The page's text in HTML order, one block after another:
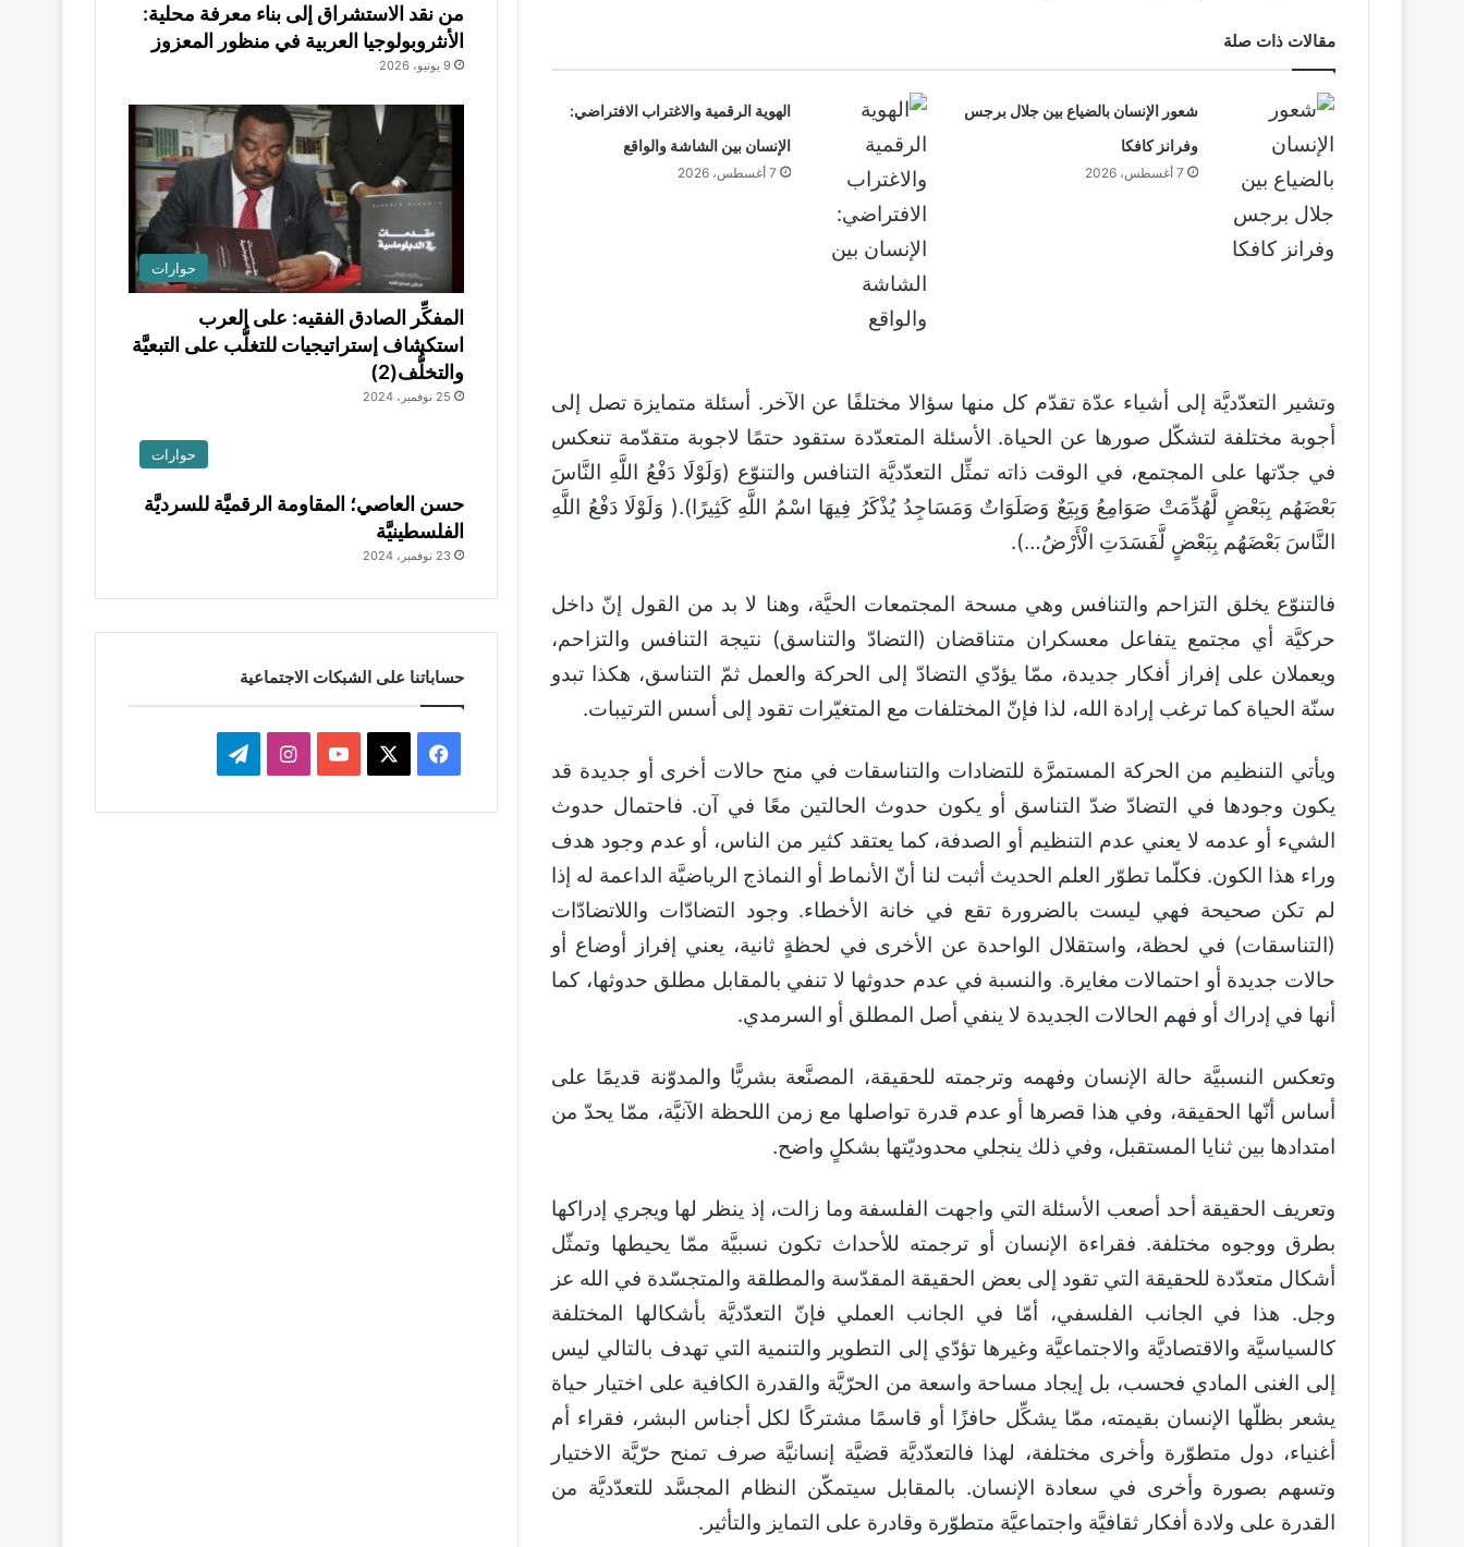
مقالات ذات صلة
شعور الإنسان بالضياع بين جلال برجس
وفرانز كافكا
7 أغسطس، 2026
الهوية الرقمية والاغتراب الافتراضي:
الإنسان بين الشاشة والواقع
7 أغسطس، 2026
وتشير التعدّديَّة إلى أشياء عدّة تقدّم كل منها سؤالا مختلفًا عن الآخر. أسئلة متمايزة تصل إلى
أجوبة مختلفة لتشكّل صورها عن الحياة. الأسئلة المتعدّدة ستقود حتمًا لاجوبة متقدّمة تنعكس
في جدّتها على المجتمع، في الوقت ذاته تمثِّل التعدّديَّة التنافس والتنوّع (وَلَوْلَا دَفْعُ اللَّهِ النَّاسَ
بَعْضَهُم بِبَعْضٍ لَّهُدِّمَتْ صَوَامِعُ وَبِيَعٌ وَصَلَوَاتٌ وَمَسَاجِدُ يُذْكَرُ فِيهَا اسْمُ اللَّهِ كَثِيرًا).( وَلَوْلَا دَفْعُ اللَّهِ
النَّاسَ بَعْضَهُم بِبَعْضٍ لَّفَسَدَتِ الْأَرْضُ…).
فالتنوّع يخلق التزاحم والتنافس وهي مسحة المجتمعات الحيَّة، وهنا لا بد من القول إنّ داخل
حركيَّة أي مجتمع يتفاعل معسكران متناقضان (التضادّ والتناسق) نتيجة التنافس والتزاحم،
ويعملان على إفراز أفكار جديدة، ممّا يؤدّي التضادّ إلى الحركة والعمل ثمّ التناسق، هكذا تبدو
سنّة الحياة كما ترغب إرادة الله، لذا فإنّ المختلفات مع المتغيّرات تقود إلى أسس الترتيبات.
ويأتي التنظيم من الحركة المستمرَّة للتضادات والتناسقات في منح حالات أخرى أو جديدة قد
يكون وجودها في التضادّ ضدّ التناسق أو يكون حدوث الحالتين معًا في آن. فاحتمال حدوث
الشيء أو عدمه لا يعني عدم التنظيم أو الصدفة، كما يعتقد كثير من الناس، أو عدم وجود هدف
وراء هذا الكون. فكلّما تطوّر العلم الحديث أثبت لنا أنّ الأنماط أو النماذج الرياضيَّة الداعمة له إذا
لم تكن صحيحة فهي ليست بالضرورة تقع في خانة الأخطاء. وجود التضادّات واللاتضادّات
(التناسقات) في لحظة، واستقلال الواحدة عن الأخرى في لحظةٍ ثانية، يعني إفراز أوضاع أو
حالات جديدة أو احتمالات مغايرة. والنسبة في عدم حدوثها لا تنفي بالمقابل مطلق حدوثها، كما
أنها في إدراك أو فهم الحالات الجديدة لا ينفي أصل المطلق أو السرمدي.
وتعكس النسبيَّة حالة الإنسان وفهمه وترجمته للحقيقة، المصنَّعة بشريًّا والمدوّنة قديمًا على
أساس أنّها الحقيقة، وفي هذا قصرها أو عدم قدرة تواصلها مع زمن اللحظة الآنيَّة، ممّا يحدّ من
امتدادها بين ثنايا المستقبل، وفي ذلك ينجلي محدوديّتها بشكلٍ واضح.
وتعريف الحقيقة أحد أصعب الأسئلة التي واجهت الفلسفة وما زالت، إذ ينظر لها ويجري إدراكها
بطرق ووجوه مختلفة. فقراءة الإنسان أو ترجمته للأحداث تكون نسبيَّة ممّا يحيطها وتمثّل
أشكال متعدّدة للحقيقة التي تقود إلى بعض الحقيقة المقدّسة والمطلقة والمتجسّدة في الله عز
وجل. هذا في الجانب الفلسفي، أمّا في الجانب العملي فإنّ التعدّديَّة بأشكالها المختلفة
كالسياسيَّة والاقتصاديَّة والاجتماعيَّة وغيرها تؤدّي إلى التطوير والتنمية التي تهدف بالتالي ليس
إلى الغنى المادي فحسب، بل إيجاد مساحة واسعة من الحرّيَّة والقدرة الكافية على اختيار حياة
يشعر بظلّها الإنسان بقيمته، ممّا يشكِّل حافزًا أو قاسمًا مشتركًا لكل أجناس البشر، فقراء أم
أغنياء، دول متطوّرة وأخرى مختلفة، لهذا فالتعدّديَّة قضيَّة إنسانيَّة صرف تمنح حرّيَّة الاختيار
وتسهم بصورة وأخرى في سعادة الإنسان. بالمقابل سيتمكّن النظام المجسَّد للتعدّديَّة من
القدرة على ولادة أفكار ثقافيَّة واجتماعيَّة متطوّرة وقادرة على التمايز والتأثير.
من نقد الاستشراق إلى بناء معرفة محلية:
الأنثروبولوجيا العربية في منظور المعزوز
9 يونيو، 2026
حوارات
المفكِّر الصادق الفقيه: على العرب
استكشاف إستراتيجيات للتغلُّب على التبعيَّة
والتخلُّف(2)
25 نوفمبر، 2024
حوارات
حسن العاصي؛ المقاومة الرقميَّة للسرديَّة
الفلسطينيَّة
23 نوفمبر، 2024
حساباتنا على الشبكات الاجتماعية
ا